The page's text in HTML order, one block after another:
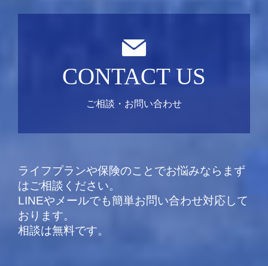
CONTACT US
ご相談・お問い合わせ
ライフプランや保険のことでお悩みならまず
はご相談ください。
LINEやメールでも簡単お問い合わせ対応して
おります。
相談は無料です。